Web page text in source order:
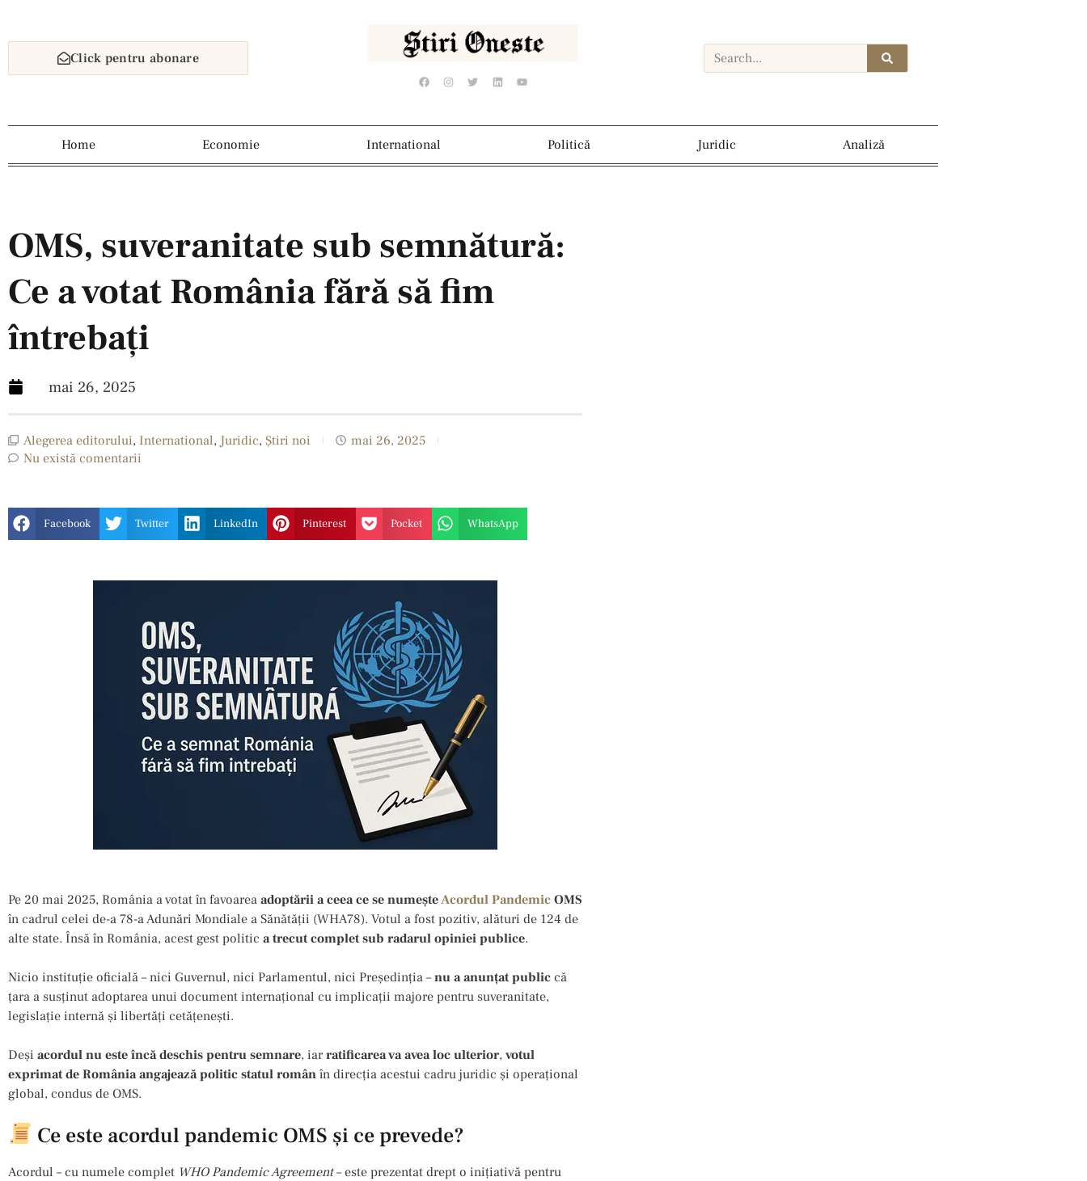
Click pentru abonare
Home Economie International Politică Juridic Analiză
OMS, suveranitate sub semnătură:
Ce a votat România fără să fim
întrebați
mai 26, 2025
Alegerea editorului, International, Juridic, Ştiri noi
mai 26, 2025
Nu există comentarii
Facebook Twitter LinkedIn Pinterest Pocket WhatsApp
Pe 20 mai 2025, România a votat în favoarea adoptării a ceea ce se numeşteAcordul Pandemic OMS
în cadrul celei de-a 78-a Adunări Mondiale a Sănătății (WHA78). Votul a fost pozitiv, alături de 124 de
alte state. Însă în România, acest gest politic a trecut complet sub radarul opiniei publice.
Nicio instituție oficială – nici Guvernul, nici Parlamentul, nici Președinția – nu a anunțat public că
țara a susținut adoptarea unui document internațional cu implicații majore pentru suveranitate,
legislație internă și libertăți cetățenești.
Deși acordul nu este încă deschis pentru semnare, iarratificarea va avea loc ulterior, votul
exprimat de România angajează politic statul român în direcția acestui cadru juridic și operațional
global, condus de OMS.
Ce este acordul pandemic OMS și ce prevede?
Acordul – cu numele complet WHO Pandemic Agreement– este prezentat drept o inițiativă pentru